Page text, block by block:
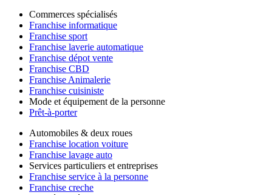
Commerces spécialisés
Franchise informatique
Franchise sport
Franchise laverie automatique
Franchise dépot vente
Franchise CBD
Franchise Animalerie
Franchise cuisiniste
Mode et équipement de la personne
Prêt-à-porter
Automobiles & deux roues
Franchise location voiture
Franchise lavage auto
Services particuliers et entreprises
Franchise service à la personne
Franchise creche